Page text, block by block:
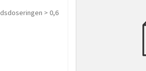
> 0,6